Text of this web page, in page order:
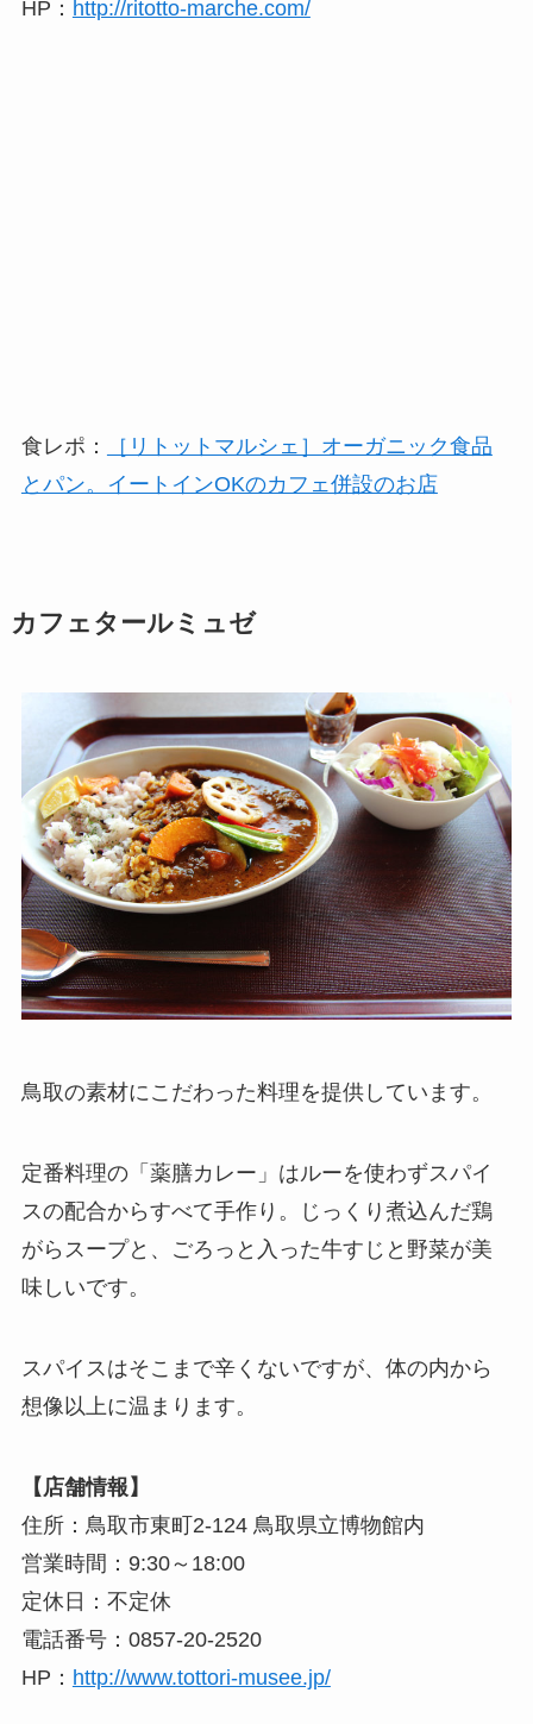
HP： http://ritotto-marche.com/
食レポ：
［リトットマルシェ］オーガニック食品
とパン。イートインOKのカフェ併設のお店
カフェタールミュゼ
鳥取の素材にこだわった料理を提供しています。
定番料理の「薬膳カレー」はルーを使わずスパイ
スの配合からすべて手作り。じっくり煮込んだ鶏
がらスープと、ごろっと入った牛すじと野菜が美
味しいです。
スパイスはそこまで辛くないですが、体の内から
想像以上に温まります。
【店舗情報】
住所：鳥取市東町2-124 鳥取県立博物館内
営業時間：9:30～18:00
定休日：不定休
電話番号：0857-20-2520
HP： http://www.tottori-musee.jp/